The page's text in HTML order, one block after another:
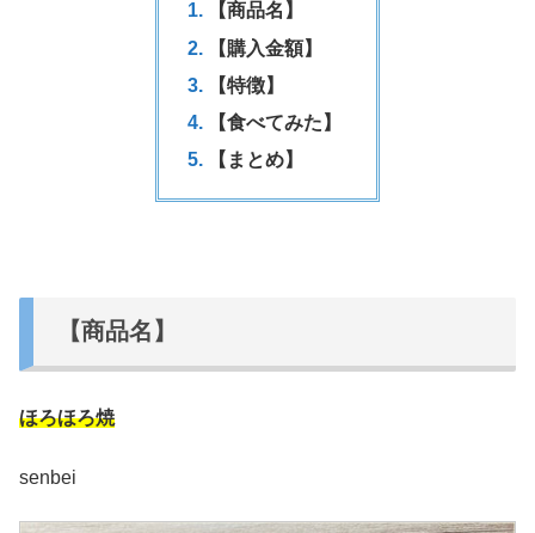
【商品名】
【購入金額】
【特徴】
【食べてみた】
【まとめ】
【商品名】
ほろほろ焼
senbei